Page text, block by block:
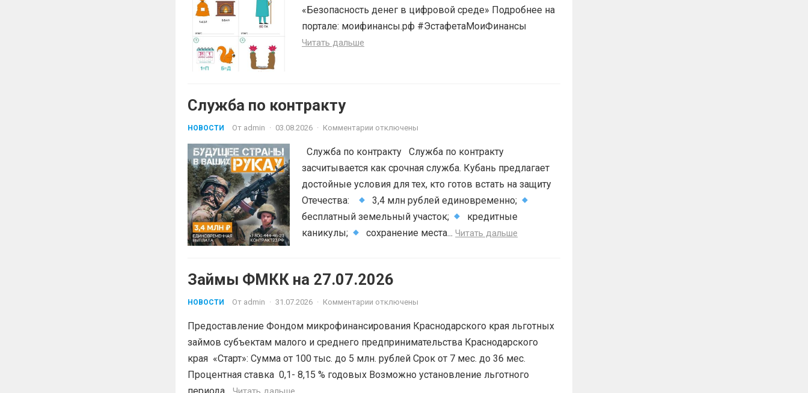
«Безопасность денег в цифровой среде» Подробнее на
портале: моифинансы.рф #ЭстафетаМоиФинансы
Читать дальше
Служба по контракту
НОВОСТИ От admin · 03.08.2026 · Комментарии отключены
Служба по контракту Служба по контракту
засчитывается как срочная служба. Кубань предлагает
достойные условия для тех, кто готов встать на защиту
Отечества:
3,4 млн рублей единовременно;
бесплатный земельный участок;
кредитные
каникулы;
сохранение места...Читать дальше
Займы ФМКК на 27.07.2026
НОВОСТИ От admin · 31.07.2026 · Комментарии отключены
Предоставление Фондом микрофинансирования Краснодарского края льготных
займов субъектам малого и среднего предпринимательства Краснодарского
края «Старт»: Сумма от 100 тыс. до 5 млн. рублей Срок от 7 мес. до 36 мес.
Процентная ставка 0,1- 8,15 % годовых Возможно установление льготного